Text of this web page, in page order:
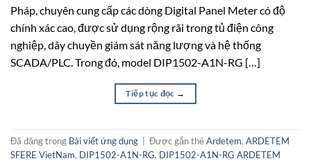
Pháp, chuyên cung cấp các dòng Digital Panel Meter có độ
chính xác cao, được sử dụng rộng rãi trong tủ điện công
nghiệp, dây chuyền giám sát năng lượng và hệ thống
SCADA/PLC. Trong đó, model DIP1502-A1N-RG […]
Tiếp tục đọc →
Đã đăng trong Bài viết ứng dụng Được gắn thẻArdetem, ARDETEM
SFERE VietNam, DIP1502-A1N-RG, DIP1502-A1N-RG ARDETEM